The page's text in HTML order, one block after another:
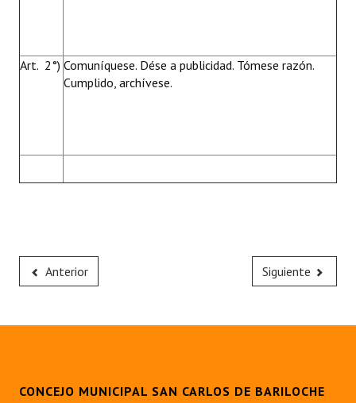
Art. 2°) Comuníquese. Dése a publicidad. Tómese razón.
Cumplido, archívese.
Anterior Siguiente
CONCEJO MUNICIPAL SAN CARLOS DE BARILOCHE